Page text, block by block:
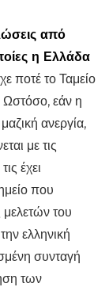
από
η Ελλάδα
ποτέ το Ταμείο
Ωστόσο, εάν η
ανεργία,
με τις
έχει
που
του
ελληνική
συνταγή
των